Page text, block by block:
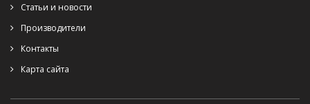
Статьи и новости
Производители
Контакты
Карта сайта